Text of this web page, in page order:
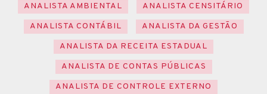
ANALISTA AMBIENTAL
ANALISTA CENSITÁRIO
ANALISTA CONTÁBIL
ANALISTA DA GESTÃO
ANALISTA DA RECEITA ESTADUAL
ANALISTA DE CONTAS PÚBLICAS
ANALISTA DE CONTROLE EXTERNO